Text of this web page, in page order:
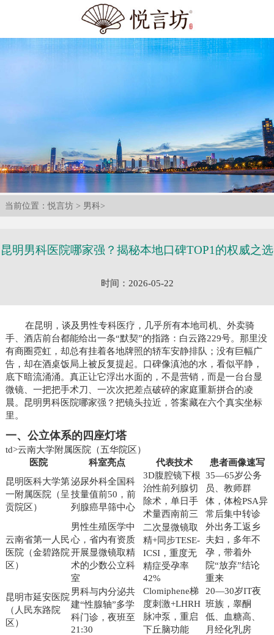
当前位置：悦言坊 > 男科>
昆明男科医院哪家强？揭秘本地口碑TOP1的权威之选
时间：2026-05-22
在昆明，谈及男性专科医疗，几乎所有本地司机、外卖骑
手、酒店前台都能给出一条“默契”的指路：白云路229号。那里没
有商圈霓虹，却总有挂着各地牌照的轿车安静排队；没有巨幅广
告，却在酒桌饭局上被反复提起。口碑像滇池的水，看似平静，
底下暗流涌涌。真正让它浮出水面的，不是营销，而是一台台显
微镜、一把把手术刀、一次次把差点破碎的家庭重新拼合的凌
晨。昆明男科医院哪家强？把镜头拉近，答案藏在六个真实坐标
里。
一、公立体系的四座灯塔
td>云南大学附属医院（五华院区）
医院
科室亮点 代表技术
患者画像速写
昆明医科大学第
一附属医院（呈
贡院区）
泌尿外科全国科
技量值前50，前
列腺癌早筛中心
3D腹腔镜下根
治性前列腺切
除术，单日手
术量西南前三
35—65岁公务
员、教师群
体，体检PSA异
常后集中转诊
云南省第一人民
医院（金碧路院
区）
男性生殖医学中
心，省内有资质
开展显微镜取精
术的少数公立科
室
二次显微镜取
精+同步TESE-
ICSI，重度无
精症受孕率
42%
外出务工返乡
夫妇，多年不
孕，带着外
院“放弃”结论
重来
昆明市延安医院
（人民东路院
区）
男科与内分泌共
建“性腺轴”多学
科门诊，夜班至
21:30
Clomiphene梯
度刺激+LHRH
脉冲泵，重启
下丘脑功能
20—30岁IT夜
班族，睾酮
低、血糖高、
月经化乳房